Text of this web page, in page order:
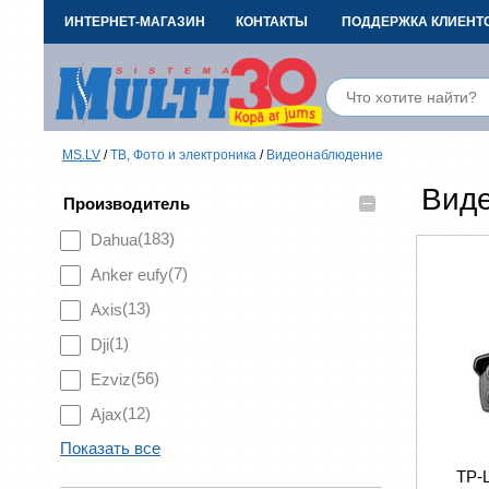
ИНТЕРНЕТ-МАГАЗИН КОНТАКТЫ ПОДДЕРЖКА
MS.LV /ТВ, Фото и электроника / Видеонаблюдение
Производитель
–
Dahua(183)
Anker eufy(7)
Axis(13)
Dji(1)
Ezviz(56)
Ajax(12)
Показать все
TP-